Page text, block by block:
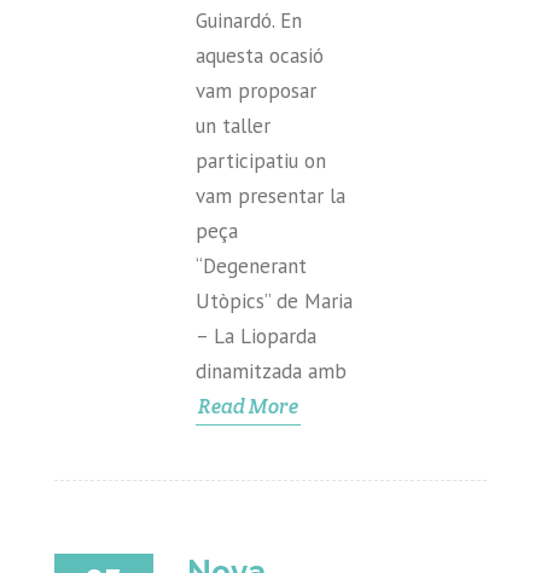
Guinardó. En
aquesta ocasió
vam proposar
un taller
participatiu on
vam presentar la
peça
“Degenerant
Utòpics” de Maria
– La Lioparda
dinamitzada amb
Read More